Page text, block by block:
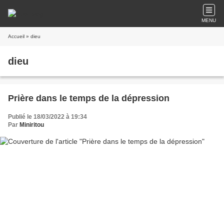
MENU
Accueil » dieu
dieu
Prière dans le temps de la dépression
Publié le 18/03/2022 à 19:34
Par Miniritou